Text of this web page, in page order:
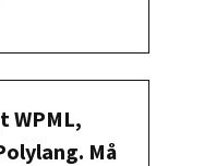
WPML,
Må